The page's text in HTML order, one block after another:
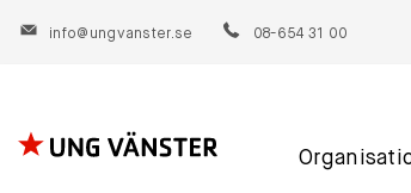
info@ungvanster.se 08-654 31 00
Hoppa